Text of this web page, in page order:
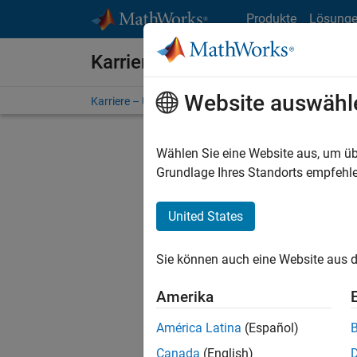
Produkte
Karriere bei MathWorks
Karriere – Übersicht Stellensuche
Stellen
Es
Region
Website
Wählen Sie eine Website aus, um
Grundlage Ihres Standorts
United States
Sie können auch eine Website aus
Amerika
América Latina (Español)
Canada (English)